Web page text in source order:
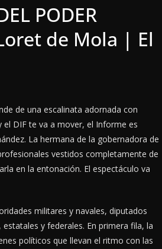
PODER
de Mola | El
de una escalinata adornada con
DIF te va a mover, el Informe es
La hermana de la gobernadora de
vestidos completamente de
en la entonación. El espectáculo va
militares y navales, diputados
y federales. En primera fila, la
políticos que llevan el ritmo con las